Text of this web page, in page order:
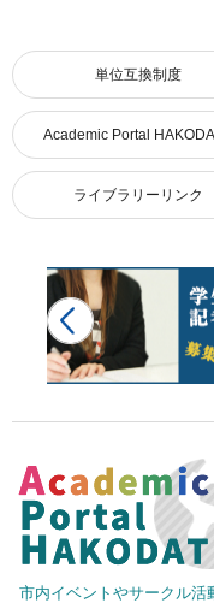
単位互換制度
Academic Portal
ライブラリーリンク
市内イベントやサークル活